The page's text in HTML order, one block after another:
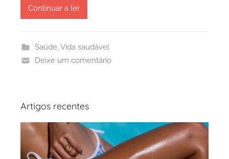
Continuar a ler
Saúde, Vida saudável
Deixe um comentário
Artigos recentes